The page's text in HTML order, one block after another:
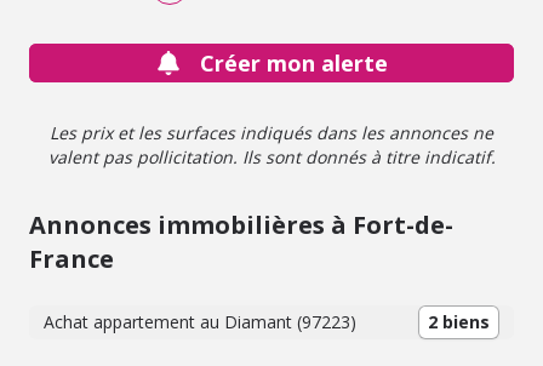
Créer mon alerte
Les prix et les surfaces indiqués dans les annonces ne
valent pas pollicitation. Ils sont donnés à titre indicatif.
Annonces immobilières à Fort-de-
France
Achat appartement au Diamant (97223) 2 biens